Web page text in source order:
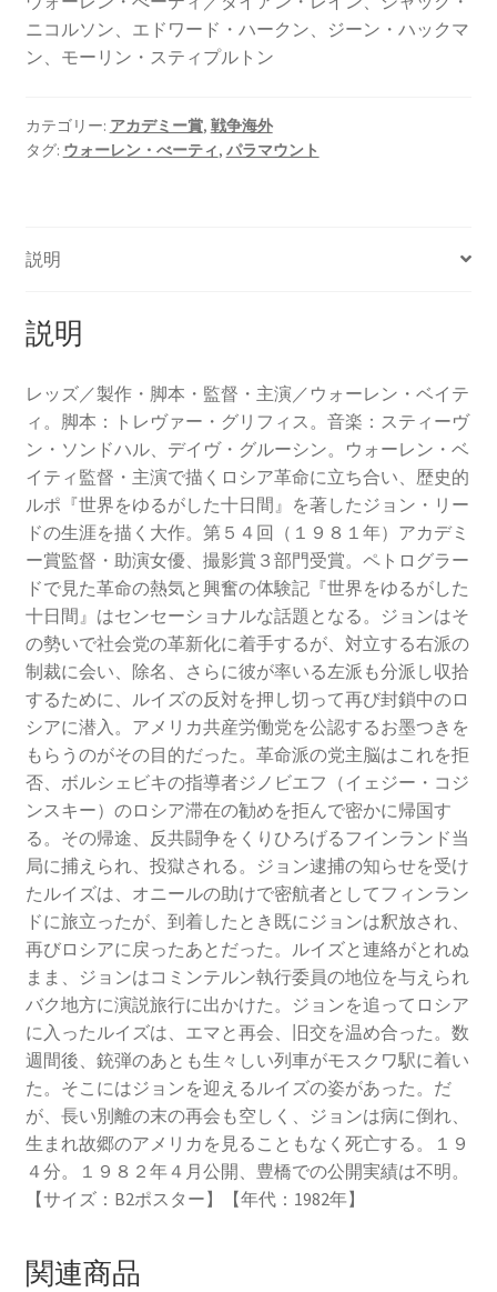
ニコルソン、エドワード・ハークン、ジーン・ハックマ
ン、モーリン・スティプルトン
カテゴリー: アカデミー賞, 戦争海外
タグ: ウォーレン・べーティ, パラマウント
説明
説明
レッズ／製作・脚本・監督・主演／ウォーレン・ベイテ
ィ。脚本：トレヴァー・グリフィス。音楽：スティーヴ
ン・ソンドハル、デイヴ・グルーシン。ウォーレン・ベ
イティ監督・主演で描くロシア革命に立ち合い、歴史的
ルポ『世界をゆるがした十日間』を著したジョン・リー
ドの生涯を描く大作。第５４回（１９８１年）アカデミ
ー賞監督・助演女優、撮影賞３部門受賞。ペトログラー
ドで見た革命の熱気と興奮の体験記『世界をゆるがした
十日間』はセンセーショナルな話題となる。ジョンはそ
の勢いで社会党の革新化に着手するが、対立する右派の
制裁に会い、除名、さらに彼が率いる左派も分派し収拾
するために、ルイズの反対を押し切って再び封鎖中のロ
シアに潜入。アメリカ共産労働党を公認するお墨つきを
もらうのがその目的だった。革命派の党主脳はこれを拒
否、ボルシェビキの指導者ジノビエフ（イェジー・コジ
ンスキー）のロシア滞在の勧めを拒んで密かに帰国す
る。その帰途、反共闘争をくりひろげるフインランド当
局に捕えられ、投獄される。ジョン逮捕の知らせを受け
たルイズは、オニールの助けで密航者としてフィンラン
ドに旅立ったが、到着したとき既にジョンは釈放され、
再びロシアに戻ったあとだった。ルイズと連絡がとれぬ
まま、ジョンはコミンテルン執行委員の地位を与えられ
バク地方に演説旅行に出かけた。ジョンを追ってロシア
に入ったルイズは、エマと再会、旧交を温め合った。数
週間後、銃弾のあとも生々しい列車がモスクワ駅に着い
た。そこにはジョンを迎えるルイズの姿があった。だ
が、長い別離の末の再会も空しく、ジョンは病に倒れ、
生まれ故郷のアメリカを見ることもなく死亡する。１９
４分。１９８２年４月公開、豊橋での公開実績は不明。
【サイズ：B2ポスター】【年代：1982年】
関連商品